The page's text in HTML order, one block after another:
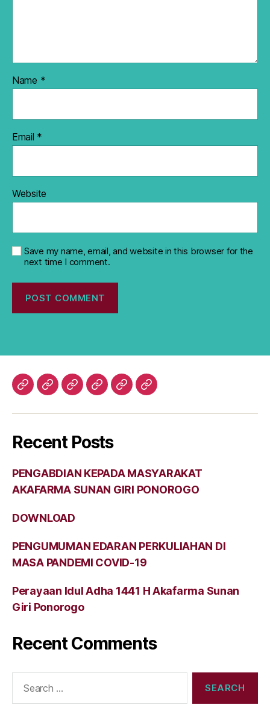
Name *
Email *
Website
Save my name, email, and website in this browser for the
next time I comment.
ProfileUnit GalleryContactDOWNLOAD
Link
Recent Posts
PENGABDIAN KEPADA MASYARAKAT
AKAFARMA SUNAN GIRI PONOROGO
DOWNLOAD
PENGUMUMAN EDARAN PERKULIAHAN DI
MASA PANDEMI COVID-19
Perayaan Idul Adha 1441 H Akafarma Sunan
Giri Ponorogo
Recent Comments